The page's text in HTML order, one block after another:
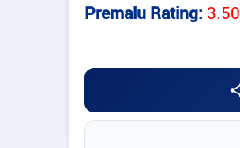
Premalu Rating: 3.50